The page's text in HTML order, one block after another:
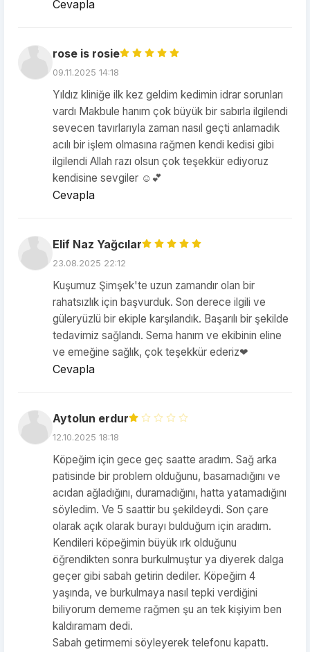
Cevapla
rose is rosie
09.11.2025 14:18
Yıldız kliniğe ilk kez geldim kedimin idrar sorunları
vardı Makbule hanım çok büyük bir sabırla ilgilendi
sevecen tavırlarıyla zaman nasıl geçti anlamadık
acılı bir işlem olmasına rağmen kendi kedisi gibi
ilgilendi Allah razı olsun çok teşekkür ediyoruz
kendisine sevgiler ☺️💕
Cevapla
Elif Naz Yağcılar
23.08.2025 22:12
Kuşumuz Şimşek'te uzun zamandır olan bir
rahatsızlık için başvurduk. Son derece ilgili ve
güleryüzlü bir ekiple karşılandık. Başarılı bir şekilde
tedavimiz sağlandı. Sema hanım ve ekibinin eline
ve emeğine sağlık, çok teşekkür ederiz❤
Cevapla
Aytolun erdur
12.10.2025 18:18
Köpeğim için gece geç saatte aradım. Sağ arka
patisinde bir problem olduğunu, basamadığını ve
acıdan ağladığını, duramadığını, hatta yatamadığını
söyledim. Ve 5 saattir bu şekildeydi. Son çare
olarak açık olarak burayı bulduğum için aradım.
Kendileri köpeğimin büyük ırk olduğunu
öğrendikten sonra burkulmuştur ya diyerek dalga
geçer gibi sabah getirin dediler. Köpeğim 4
yaşında, ve burkulmaya nasıl tepki verdiğini
biliyorum dememe rağmen şu an tek kişiyim ben
kaldıramam dedi.
Sabah getirmemi söyleyerek telefonu kapattı.